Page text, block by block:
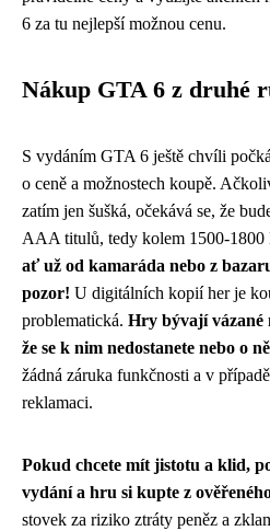
6 za tu nejlepší možnou cenu.
Nákup GTA 6 z druhé
S vydáním GTA 6 ještě chvíli
o ceně a možnostech koupě.
zatím jen šušká, očekává se, že
AAA titulů, tedy kolem 1500-1800
ať už od kamaráda nebo z
pozor! U digitálních kopií her je
problematická. Hry bývají vázané
že se k nim nedostanete nebo o
žádná záruka funkčnosti a v
reklamaci.
Pokud chcete mít jistotu a klid,
vydání a hru si kupte z
stovek za riziko ztráty peněz a